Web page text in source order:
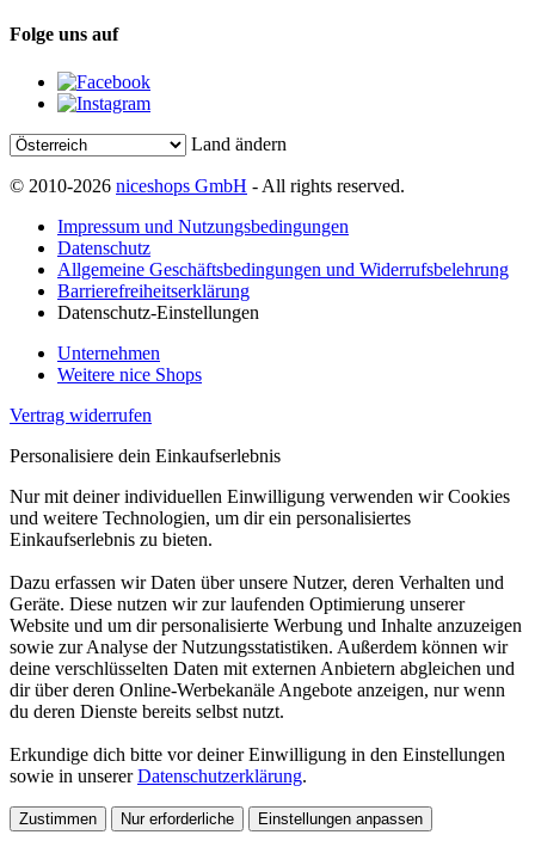
Folge uns auf
Land ändern
© 2010-2026 niceshops GmbH - All rights reserved.
Impressum und Nutzungsbedingungen
Datenschutz
Allgemeine Geschäftsbedingungen und Widerrufsbelehrung
Barrierefreiheitserklärung
Datenschutz-Einstellungen
Unternehmen
Weitere nice Shops
Vertrag widerrufen
Personalisiere dein Einkaufserlebnis
Nur mit deiner individuellen Einwilligung verwenden wir Cookies
und weitere Technologien, um dir ein personalisiertes
Einkaufserlebnis zu bieten.
Dazu erfassen wir Daten über unsere Nutzer, deren Verhalten und
Geräte. Diese nutzen wir zur laufenden Optimierung unserer
Website und um dir personalisierte Werbung und Inhalte anzuzeigen
sowie zur Analyse der Nutzungsstatistiken. Außerdem können wir
deine verschlüsselten Daten mit externen Anbietern abgleichen und
dir über deren Online-Werbekanäle Angebote anzeigen, nur wenn
du deren Dienste bereits selbst nutzt.
Erkundige dich bitte vor deiner Einwilligung in den Einstellungen
sowie in unsererDatenschutzerklärung.
Zustimmen Nur erforderliche Einstellungen anpassen